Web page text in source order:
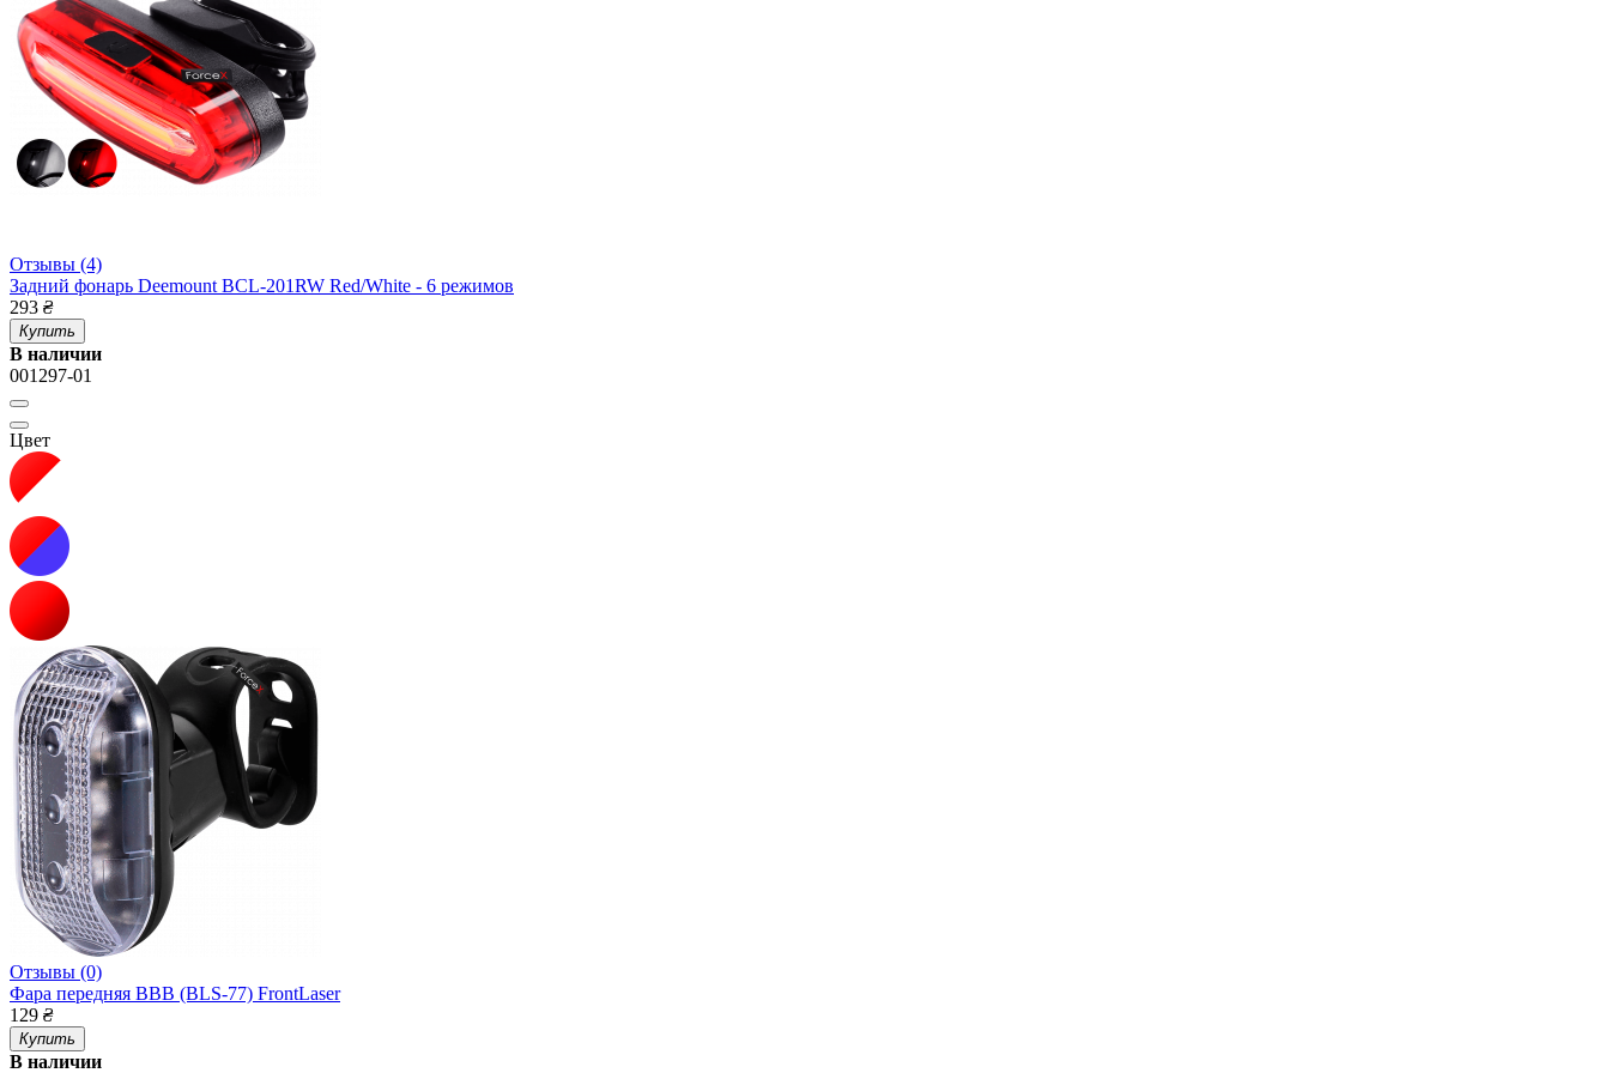
Отзывы (4)
Задний фонарь Deemount BCL-201RW Red/White - 6 режимов
293 ₴
Купить
В наличии
001297-01
Цвет
Отзывы (0)
Фара передняя BBB (BLS-77) FrontLaser
129 ₴
Купить
В наличии